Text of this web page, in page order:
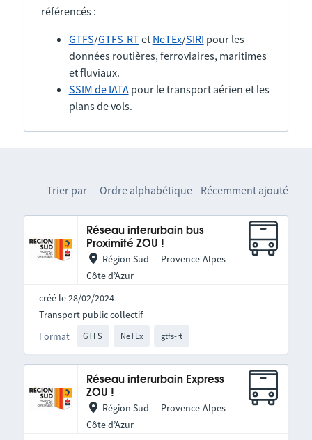
référencés :
GTFS/GTFS-RTet NeTEx/SIRI pour les
données routières, ferroviaires, maritimes
et fluviaux.
SSIM de IATApour le transport aérien et les
plans de vols.
Trier par Ordre alphabétique Récemment ajouté
Réseau interurbain bus
Proximité ZOU !
Région Sud — Provence-Alpes-
Côte d’Azur
créé le 28/02/2024
Format GTFS NeTEx gtfs-rt
Transport public collectif
Réseau interurbain Express
ZOU !
Région Sud — Provence-Alpes-
Côte d’Azur